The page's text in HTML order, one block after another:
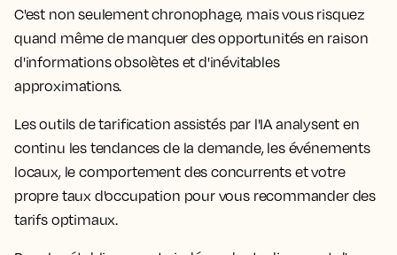
C'est non seulement chronophage, mais vous risquez
quand même de manquer des opportunités en raison
d'informations obsolètes et d'inévitables
approximations.
Les outils de tarification assistés par l'IA analysent en
continu les tendances de la demande, les événements
locaux, le comportement des concurrents et votre
propre taux d'occupation pour vous recommander des
tarifs optimaux.